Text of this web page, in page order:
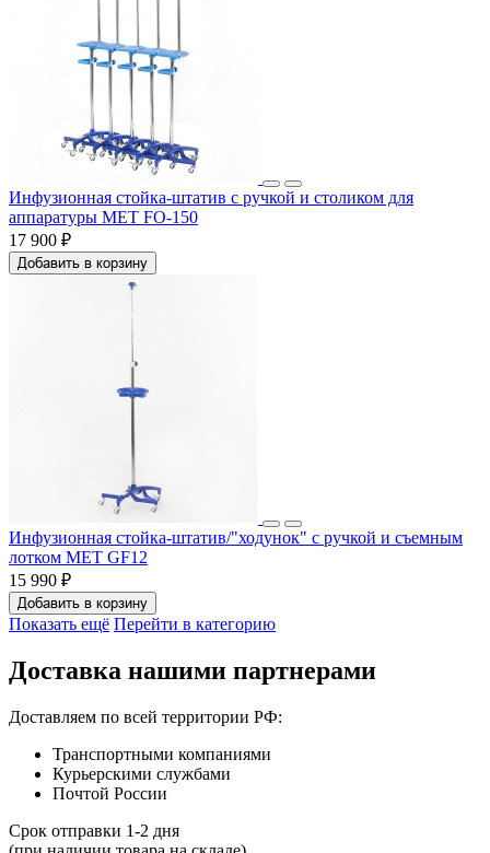
Инфузионная стойка-штатив с ручкой и столиком для
аппаратуры МЕТ FO-150
17 900 ₽
Добавить в корзину
Инфузионная стойка-штатив/"ходунок" с ручкой и съемным
лотком МЕТ GF12
15 990 ₽
Добавить в корзину
Показать ещё Перейти в категорию
Доставка нашими партнерами
Доставляем по всей территории РФ:
Транспортными компаниями
Курьерскими службами
Почтой России
Срок отправки 1-2 дня